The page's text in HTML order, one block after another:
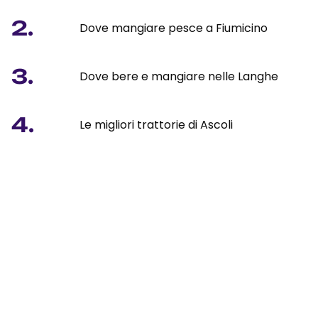
2. Dove mangiare pesce a Fiumicino
3. Dove bere e mangiare nelle Langhe
4. Le migliori trattorie di Ascoli